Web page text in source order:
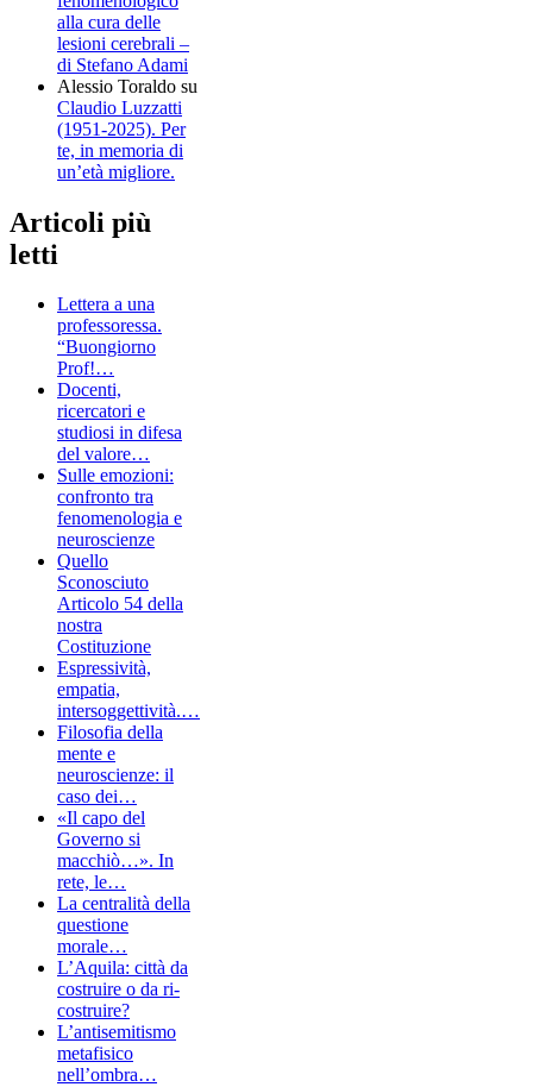
alla cura delle
lesioni cerebrali –
di Stefano Adami
Alessio Toraldo su
Claudio Luzzatti
(1951-2025). Per
te, in memoria di
un’età migliore.
Articoli più
letti
Lettera a una
professoressa.
“Buongiorno
Prof!…
Docenti,
ricercatori e
studiosi in difesa
del valore…
Sulle emozioni:
confronto tra
fenomenologia e
neuroscienze
Quello
Sconosciuto
Articolo 54 della
nostra
Costituzione
Espressività,
empatia,
intersoggettività.…
Filosofia della
mente e
neuroscienze: il
caso dei…
«Il capo del
Governo si
macchiò…». In
rete, le…
La centralità della
questione
morale…
L’Aquila: città da
costruire o da ri-
costruire?
L’antisemitismo
metafisico
nell’ombra…